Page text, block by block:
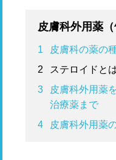
皮膚科外用薬
1
皮膚科の薬の
2
ステロイドと
3
皮膚科外用薬
治療薬まで
4
皮膚科外用薬